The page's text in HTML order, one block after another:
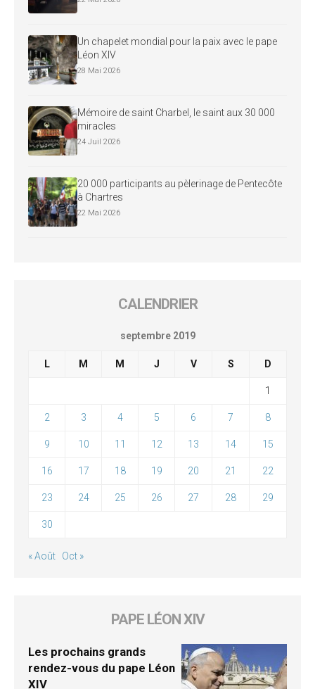
Un chapelet mondial pour la paix avec le pape
Léon XIV
28 Mai 2026
Mémoire de saint Charbel, le saint aux 30 000
miracles
24 Juil 2026
20 000 participants au pèlerinage de Pentecôte
à Chartres
22 Mai 2026
CALENDRIER
septembre 2019
L M M J V S D
1
2 3 4 5 6 7 8
9 10 11 12 13 14 15
16 17 18 19 20 21 22
23 24 25 26 27 28 29
30
« Août Oct »
PAPE LÉON XIV
Les prochains grands
rendez-vous du pape Léon
XIV